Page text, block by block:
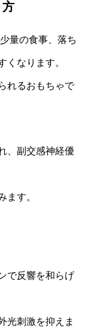
方
量の食事、落ち
くなります。
れるおもちゃで
、副交感神経優
ます。
で反響を和らげ
光刺激を抑えま